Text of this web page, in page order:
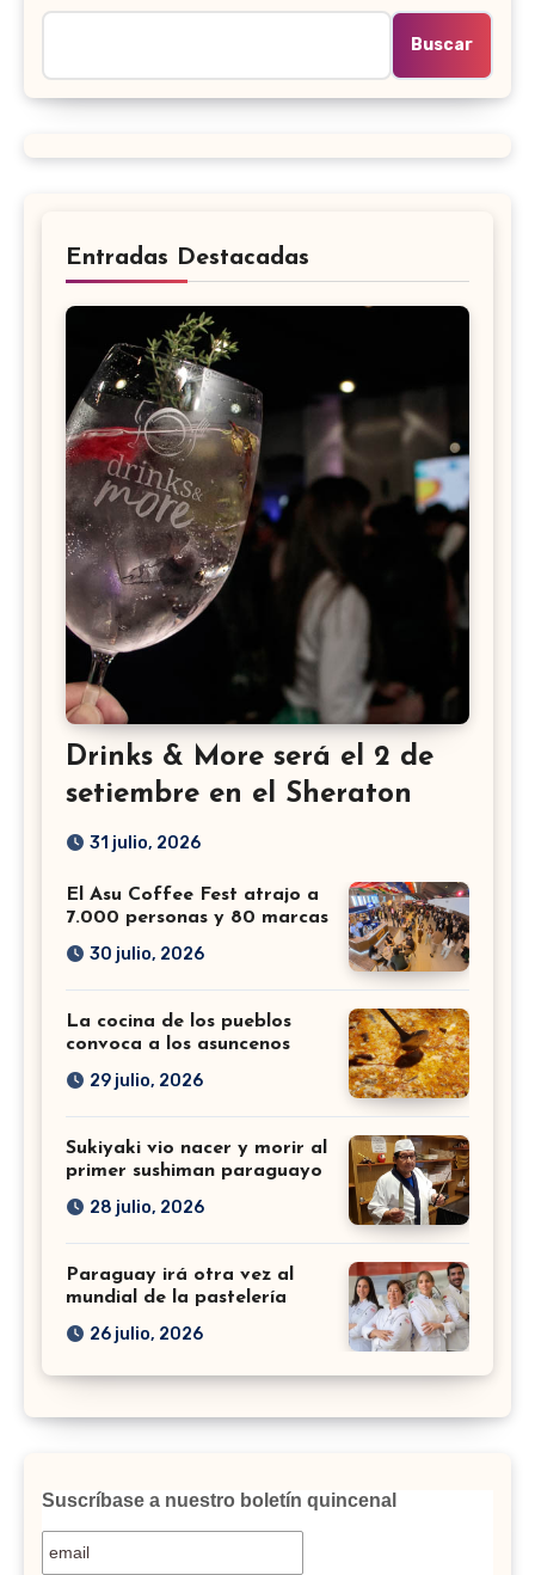
Buscar
Entradas Destacadas
Drinks & More será el 2 de
setiembre en el Sheraton
31 julio, 2026
El Asu Coffee Fest atrajo a
7.000 personas y 80 marcas
30 julio, 2026
La cocina de los pueblos
convoca a los asuncenos
29 julio, 2026
Sukiyaki vio nacer y morir al
primer sushiman paraguayo
28 julio, 2026
Paraguay irá otra vez al
mundial de la pastelería
26 julio, 2026
Suscríbase a nuestro boletín quincenal